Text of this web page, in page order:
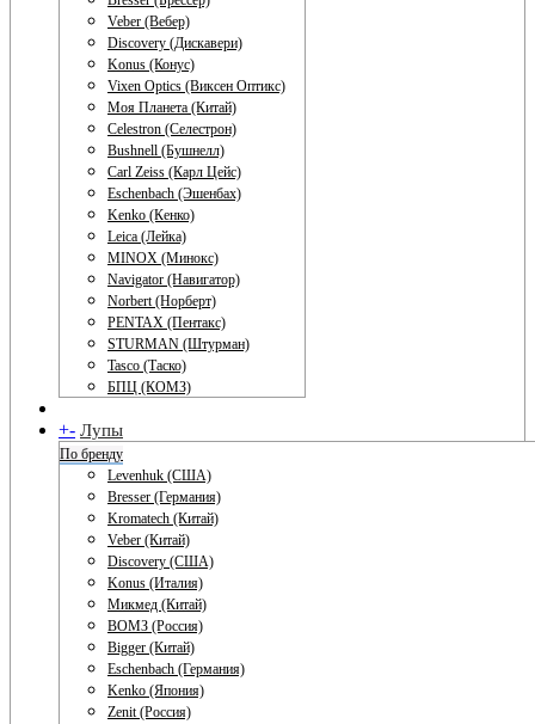
Veber (Вебер)
Discovery (Дискавери)
Konus (Конус)
Vixen Optics (Виксен Оптикс)
Моя Планета (Китай)
Celestron (Селестрон)
Bushnell (Бушнелл)
Carl Zeiss (Карл Цейс)
Eschenbach (Эшенбах)
Kenko (Кенко)
Leica (Лейка)
MINOX (Минокс)
Navigator (Навигатор)
Norbert (Норберт)
PENTAX (Пентакс)
STURMAN (Штурман)
Tasco (Таско)
БПЦ (КОМЗ)
+- Лупы
По бренду
Levenhuk (США)
Bresser (Германия)
Kromatech (Китай)
Veber (Китай)
Discovery (США)
Konus (Италия)
Микмед (Китай)
ВОМЗ (Россия)
Bigger (Китай)
Eschenbach (Германия)
Kenko (Япония)
Zenit (Россия)